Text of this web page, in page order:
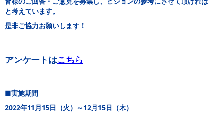
と考えています。
是非ご協力お願いします！
アンケートはこちら
■実施期間
2022年11月15日（火）～12月15日（木）